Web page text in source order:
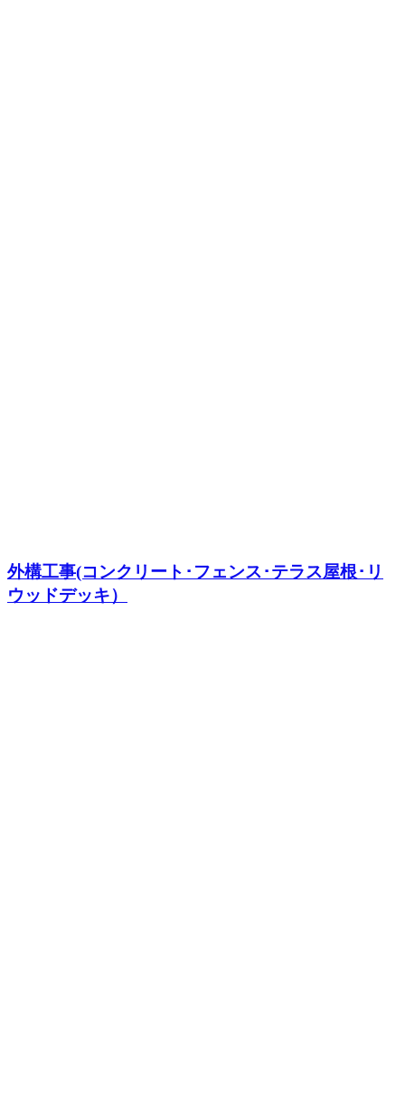
外構工事(コンクリート･フェンス･テラス屋根･リ
ウッドデッキ）